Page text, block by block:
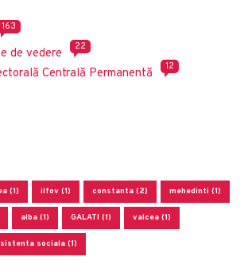
163
de vedere 22
Centrală Permanentă 12
(1) ilfov (1) constanta (2) mehedinti (1)
alba (1) GALATI (1) valcea (1)
sociala (1)